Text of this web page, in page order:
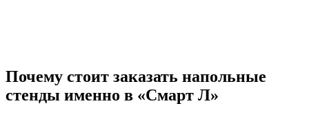
Почему стоит заказать напольные
стенды именно в «Смарт Л»